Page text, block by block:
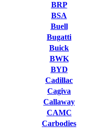
BRP
BSA
Buell
Bugatti
Buick
BWK
BYD
Cadillac
Cagiva
Callaway
CAMC
Carbodies